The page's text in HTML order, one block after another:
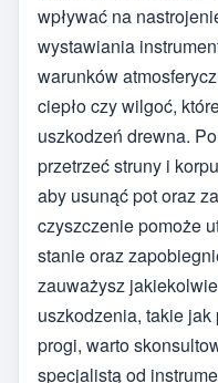
wpływać na
wystawiania
warunków
ciepło czy wilgoć,
uszkodzeń drewna.
przetrzeć struny i
aby usunąć pot oraz
czyszczenie pomoże
stanie oraz
zauważysz
uszkodzenia, takie
progi, warto
specjalistą od